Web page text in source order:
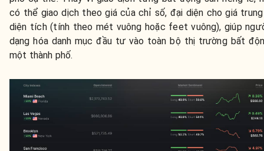
có thể giao dịch theo giá của chỉ số, đại diện cho giá
diện tích (tính theo mét vuông hoặc feet vuông), giúp
dạng hóa danh mục đầu tư vào toàn bộ thị trường bất
một thành phố.